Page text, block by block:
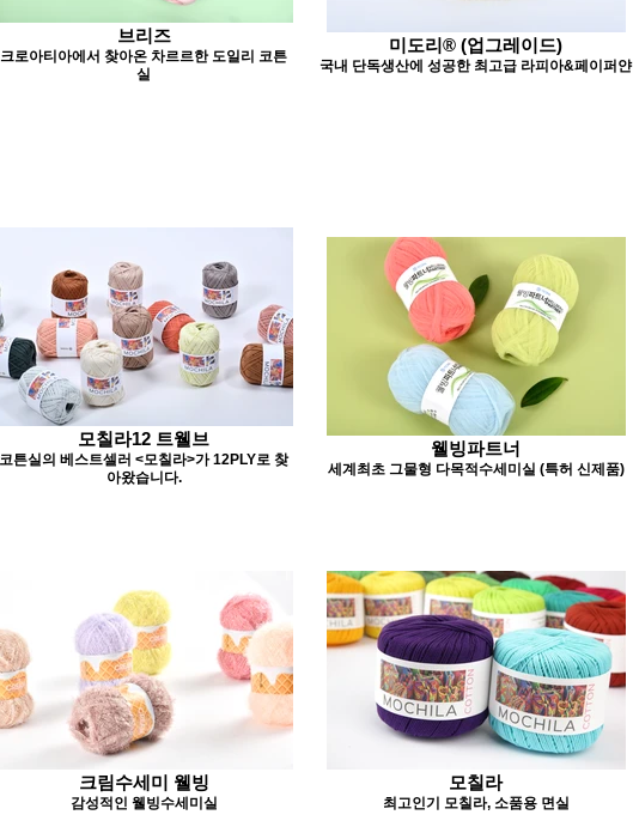
브리즈
크로아티아에서 찾아온 차르르한 도일리 코튼
실
미도리® (업그레이드)
국내 단독생산에 성공한 최고급 라피아&페이퍼얀
모칠라12 트웰브
코튼실의 베스트셀러 <모칠라>가 12PLY로 찾
아왔습니다.
웰빙파트너
세계최초 그물형 다목적수세미실 (특허 신제품)
크림수세미 웰빙
감성적인 웰빙수세미실
모칠라
최고인기 모칠라, 소품용 면실